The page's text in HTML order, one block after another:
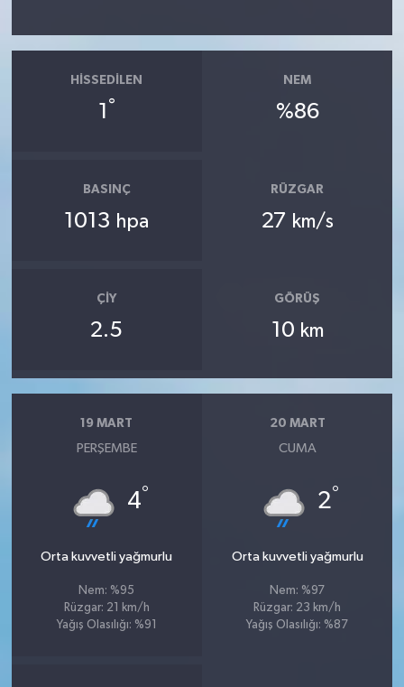
HISSEDILEN
1 °
NEM
%86
BASINÇ
1013 hpa
RÜZGAR
27 km/s
ÇIY
2.5
GÖRÜŞ
10 km
19 MART
PERŞEMBE
4°
Orta kuvvetli yağmurlu
Nem: %95
Rüzgar: 21 km/h
Yağış Olasılığı: %91
20 MART
CUMA
2°
Orta kuvvetli yağmurlu
Nem: %97
Rüzgar: 23 km/h
Yağış Olasılığı: %87